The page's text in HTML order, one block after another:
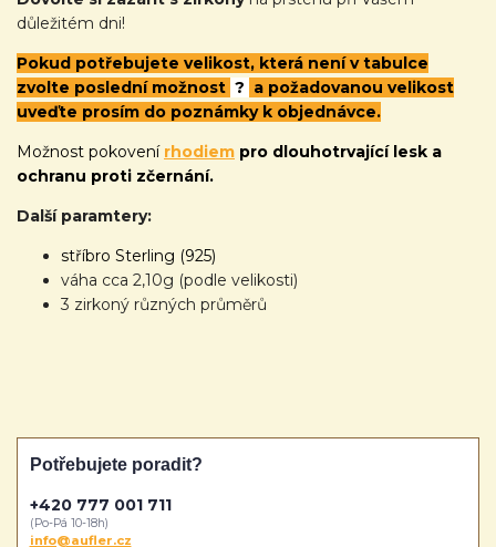
důležitém dni!
Pokud potřebujete velikost, která není v tabulce
zvolte poslední možnost ? a požadovanou velikost
uveďte prosím do poznámky k objednávce.
Možnost pokovení rhodiem pro dlouhotrvající lesk a
ochranu proti zčernání.
Další paramtery:
stříbro Sterling (925)
váha cca 2,10g (podle velikosti)
3 zirkoný různých průměrů
Potřebujete poradit?
+420 777 001 711
(Po-Pá 10-18h)
info@aufler.cz